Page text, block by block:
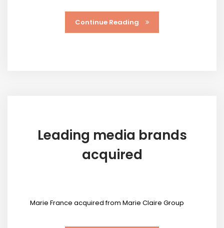
Continue Reading
Leading media brands
acquired
Marie France acquired from Marie Claire Group